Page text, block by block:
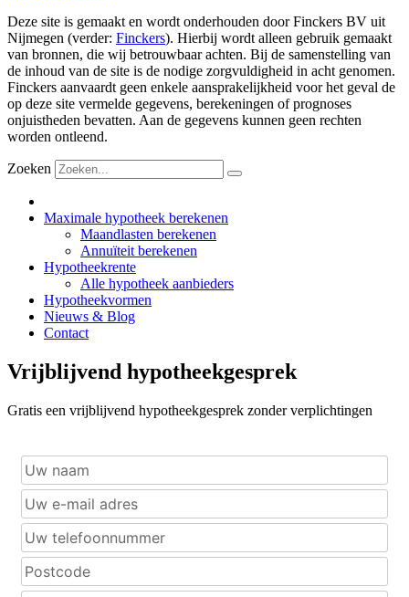
Deze site is gemaakt en wordt onderhouden door Finckers BV uit
Nijmegen (verder: Finckers). Hierbij wordt alleen gebruik gemaakt
van bronnen, die wij betrouwbaar achten. Bij de samenstelling van
de inhoud van de site is de nodige zorgvuldigheid in acht genomen.
Finckers aanvaardt geen enkele aansprakelijkheid voor het geval de
op deze site vermelde gegevens, berekeningen of prognoses
onjuistheden bevatten. Aan de gegevens kunnen geen rechten
worden ontleend.
Zoeken
Maximale hypotheek berekenen
Maandlasten berekenen
Annuïteit berekenen
Hypotheekrente
Alle hypotheek aanbieders
Hypotheekvormen
Nieuws & Blog
Contact
Vrijblijvend hypotheekgesprek
Gratis een vrijblijvend hypotheekgesprek zonder verplichtingen